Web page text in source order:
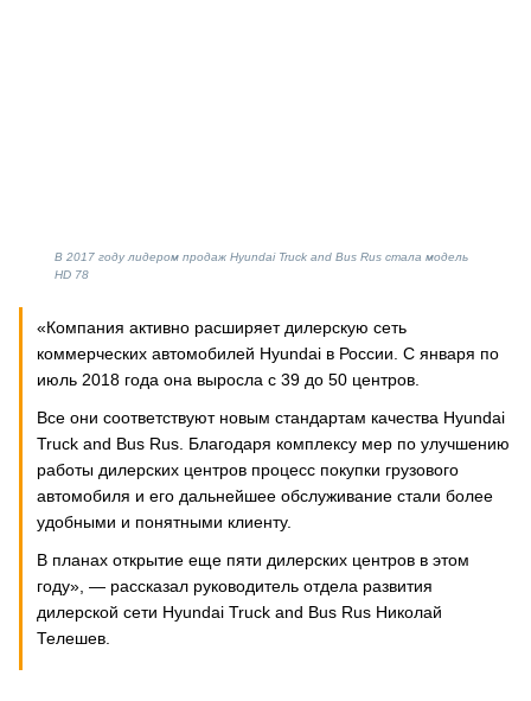
В 2017 году лидером продаж Hyundai Truck and Bus Rus стала модель
HD 78
«Компания активно расширяет дилерскую сеть
коммерческих автомобилей Hyundai в России. С января по
июль 2018 года она выросла с 39 до 50 центров.
Все они соответствуют новым стандартам качества Hyundai
Truck and Bus Rus. Благодаря комплексу мер по улучшению
работы дилерских центров процесс покупки грузового
автомобиля и его дальнейшее обслуживание стали более
удобными и понятными клиенту.
В планах открытие еще пяти дилерских центров в этом
году», — рассказал руководитель отдела развития
дилерской сети Hyundai Truck and Bus Rus Николай
Телешев.